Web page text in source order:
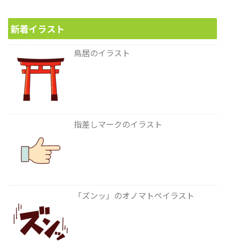
新着イラスト
鳥居のイラスト
指差しマークのイラスト
「ズンッ」のオノマトペイラスト